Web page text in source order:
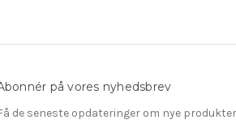
på vores nyhedsbrev
de seneste opdateringer om nye